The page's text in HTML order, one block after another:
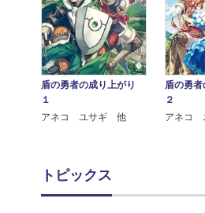
盾の勇者の成り上がり
１
アネコ ユサギ 他
盾の勇
２
アネコ
トピックス